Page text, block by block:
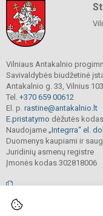
Vilniaus Antakalnio
Savivaldybės biudžetinė
Antakalnio g. 33, Vilnius
Tel. +370 659 00612
El. p. rastine@antakalnio.lt
E.pristatymo dėžutės
Naudojame „Integrra“ el.
Duomenys kaupiami ir
Juridinių asmenų registre
Įmonės kodas 302818006